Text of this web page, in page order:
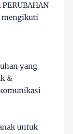
mengikuti
yang
&
untuk